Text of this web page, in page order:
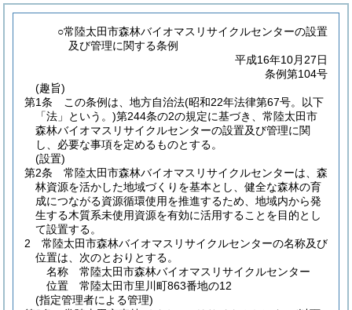
○常陸太田市森林バイオマスリサイクルセンターの設置
及び管理に関する条例
平成16年10月27日
条例第104号
(趣旨)
第1条
この条例は、地方自治法(昭和22年法律第67号。以下
「法」という。)第244条の2の規定に基づき、常陸太田市
森林バイオマスリサイクルセンターの設置及び管理に関
し、必要な事項を定めるものとする。
(設置)
第2条
常陸太田市森林バイオマスリサイクルセンターは、森
林資源を活かした地域づくりを基本とし、健全な森林の育
成につながる資源循環使用を推進するため、地域内から発
生する木質系未使用資源を有効に活用することを目的とし
て設置する。
2
常陸太田市森林バイオマスリサイクルセンターの名称及び
位置は、次のとおりとする。
名称 常陸太田市森林バイオマスリサイクルセンター
位置 常陸太田市里川町863番地の12
(指定管理者による管理)